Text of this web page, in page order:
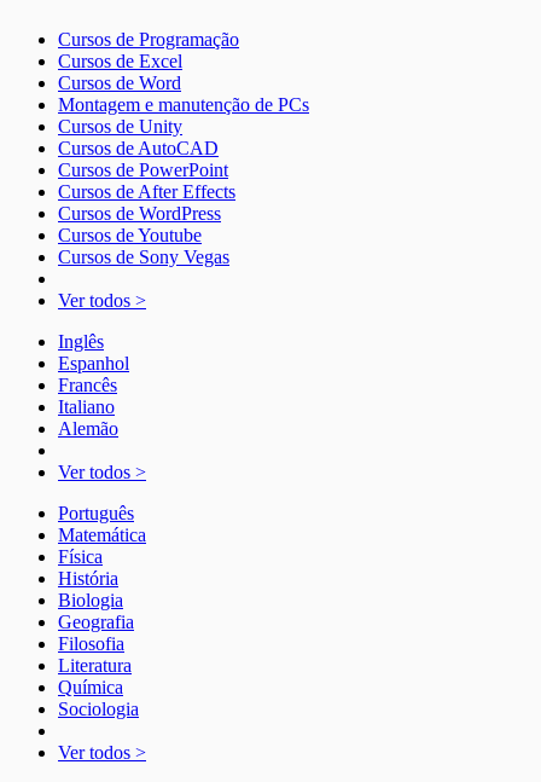
Cursos de Programação
Cursos de Excel
Cursos de Word
Montagem e manutenção de PCs
Cursos de Unity
Cursos de AutoCAD
Cursos de PowerPoint
Cursos de After Effects
Cursos de WordPress
Cursos de Youtube
Cursos de Sony Vegas
Ver todos >
Inglês
Espanhol
Francês
Italiano
Alemão
Ver todos >
Português
Matemática
Física
História
Biologia
Geografia
Filosofia
Literatura
Química
Sociologia
Ver todos >